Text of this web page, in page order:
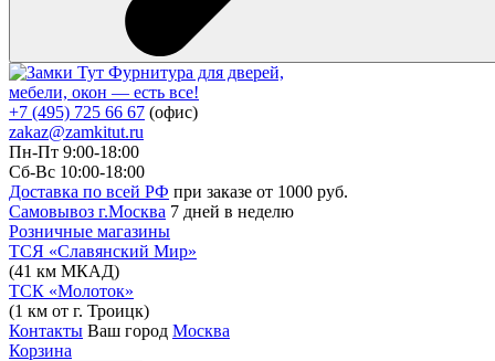
Фурнитура для дверей,
мебели, окон — есть все!
+7 (495) 725 66 67 (офис)
zakaz@zamkitut.ru
Пн-Пт 9:00-18:00
Сб-Вс 10:00-18:00
Доставка по всей РФ при заказе от 1000 руб.
Самовывоз г.Москва 7 дней в неделю
Розничные магазины
ТСЯ «Славянский Мир»
(41 км МКАД)
ТСК «Молоток»
(1 км от г. Троицк)
Контакты Ваш город Москва
Корзина